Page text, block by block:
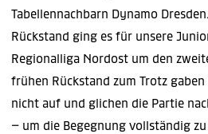
Tabellennachbarn Dynamo
Rückstand ging es für unsere
Regionalliga Nordost um den
frühen Rückstand zum Trotz
nicht auf und glichen die Partie
– um die Begegnung vollständig